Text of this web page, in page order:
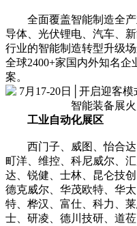
全面覆盖智能制造全产
导体、光伏锂电、汽车、
行业的智能制造转型升级
全球2400+家国内外知名
案。
工业自动化展区
西门子、威图、怡合达
町洋、维控、科尼威尔、
达、锐健、士林、昆仑技
德克威尔、华茂欧特、华
特、桦汉、富仕、科力、
士、研凌、德川技研、道